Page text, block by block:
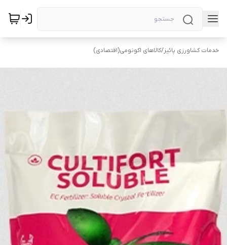
خدمات کشاورزی پائیز/کالاهای اکونومی(اقتصادی)